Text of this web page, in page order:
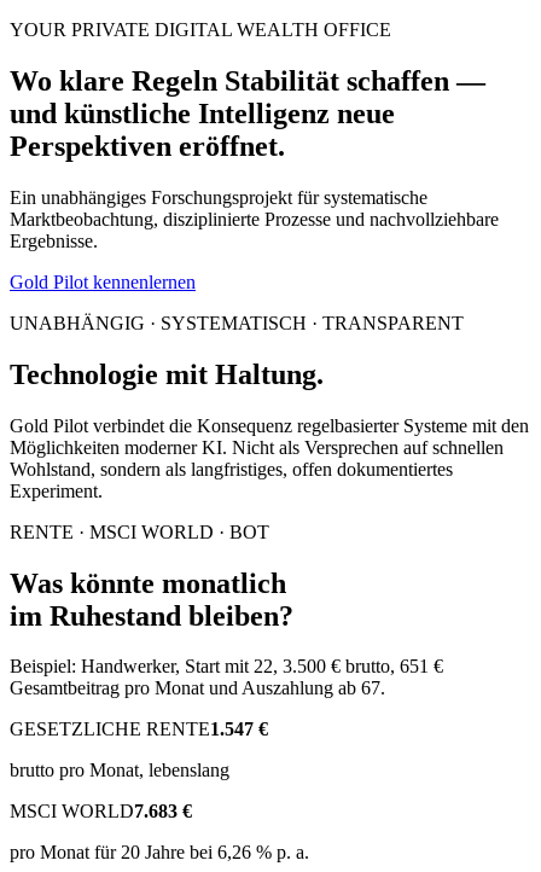
YOUR PRIVATE DIGITAL WEALTH OFFICE
Wo klare Regeln Stabilität schaffen —
und künstliche Intelligenz neue
Perspektiven eröffnet.
Ein unabhängiges Forschungsprojekt für systematische
Marktbeobachtung, disziplinierte Prozesse und nachvollziehbare
Ergebnisse.
Gold Pilot kennenlernen
UNABHÄNGIG · SYSTEMATISCH · TRANSPARENT
Technologie mit Haltung.
Gold Pilot verbindet die Konsequenz regelbasierter Systeme mit den
Möglichkeiten moderner KI. Nicht als Versprechen auf schnellen
Wohlstand, sondern als langfristiges, offen dokumentiertes
Experiment.
RENTE · MSCI WORLD · BOT
Was könnte monatlich
im Ruhestand bleiben?
Beispiel: Handwerker, Start mit 22, 3.500 € brutto, 651 €
Gesamtbeitrag pro Monat und Auszahlung ab 67.
GESETZLICHE RENTE1.547 €
brutto pro Monat, lebenslang
MSCI WORLD7.683 €
pro Monat für 20 Jahre bei 6,26 % p. a.